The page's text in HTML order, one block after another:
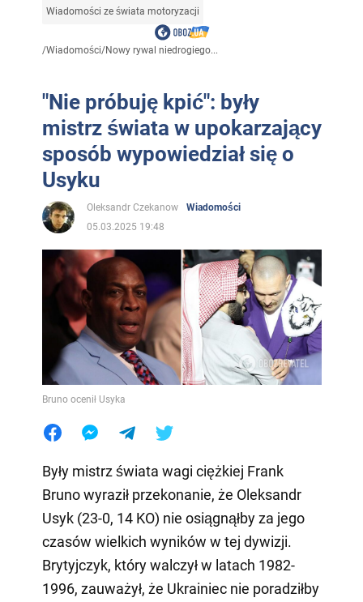
Wiadomości ze świata motoryzacji
/Wiadomości/Nowy rywal niedrogiego...
"Nie próbuję kpić": były
mistrz świata w upokarzający
sposób wypowiedział się o
Usyku
Oleksandr Czekanow
Wiadomości
05.03.2025 19:48
Bruno ocenił Usyka
Były mistrz świata wagi ciężkiej Frank
Bruno wyraził przekonanie, że Oleksandr
Usyk (23-0, 14 KO) nie osiągnąłby za jego
czasów wielkich wyników w tej dywizji.
Brytyjczyk, który walczył w latach 1982-
1996, zauważył, że Ukrainiec nie poradziłby